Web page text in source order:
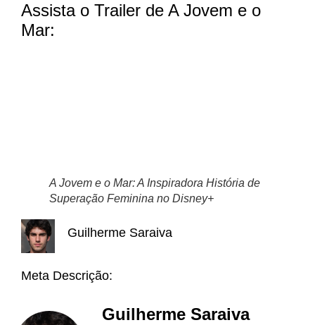
Assista o Trailer de A Jovem e o
Mar:
A Jovem e o Mar: A Inspiradora História de
Superação Feminina no Disney+
Guilherme Saraiva
Meta Descrição:
Guilherme Saraiva